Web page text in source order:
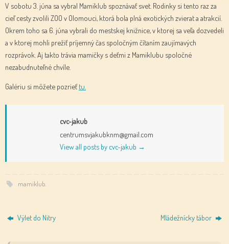
V sobotu 3. júna sa vybral Mamiklub spoznávať svet. Rodinky si tento raz za
cieľ cesty zvolili ZOO v Olomouci, ktorá bola plná exotických zvierat a atrakcií.
Okrem toho sa 6. júna vybrali do mestskej knižnice, v ktorej sa veľa dozvedeli
a v ktorej mohli prežiť príjemný čas spoločným čítaním zaujímavých
rozprávok. Aj takto trávia mamičky s deťmi z Mamiklubu spoločné
nezabudnuteľné chvíle.
Galériu si môžete pozrieť tu.
cvc-jakub
centrumsvjakubknm@gmail.com
View all posts by cvc-jakub →
mamiklub.
Výlet do Nitry Mládežnícky tábor